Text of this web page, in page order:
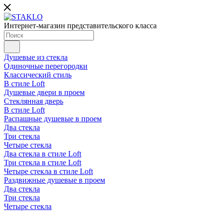
Интернет-магазин представительского класса
Душевые из стекла
Одиночные перегородки
Классический стиль
В стиле Loft
Душевые двери в проем
Стеклянная дверь
В стиле Loft
Распашные душевые в проем
Два стекла
Три стекла
Четыре стекла
Два стекла в стиле Loft
Три стекла в стиле Loft
Четыре стекла в стиле Loft
Раздвижные душевые в проем
Два стекла
Три стекла
Четыре стекла